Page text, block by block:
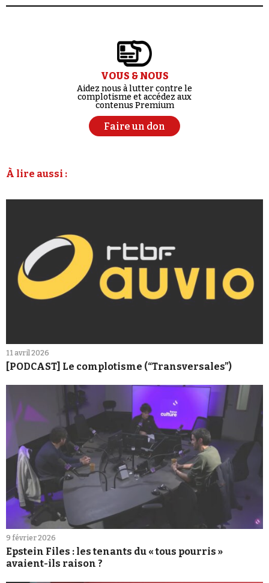
VOUS & NOUS
Aidez nous à lutter contre le
complotisme et accédez aux
contenus Premium
Faire un don
À lire aussi :
11 avril 2026
[PODCAST] Le complotisme (“Transversales”)
9 février 2026
Epstein Files : les tenants du « tous pourris »
avaient-ils raison ?